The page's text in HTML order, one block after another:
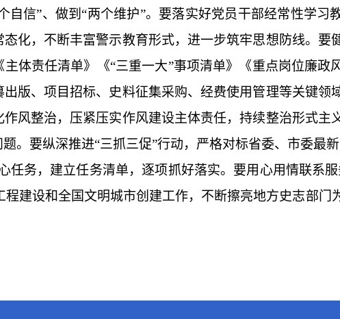
自信”、做到“两个维护”。要落实好党员干部经常性学习
化，不断丰富警示教育形式，进一步筑牢思想防线。要
体责任清单》《“三重一大”事项清单》《重点岗位廉政
版、项目招标、史料征集采购、经费使用管理等关键领
风整治，压紧压实作风建设主体责任，持续整治形式主
。要纵深推进“三抓三促”行动，严格对标省委、市委最
任务，建立任务清单，逐项抓好落实。要用心用情联系
程建设和全国文明城市创建工作，不断擦亮地方史志部门